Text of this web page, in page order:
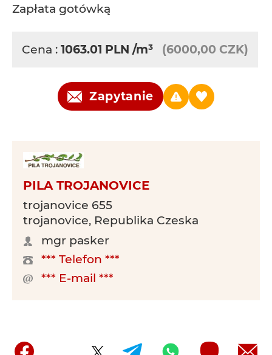
Zapłata gotówką
Cena : 1063.01 PLN /m³ (6000,00 CZK)
Zapytanie
PILA TROJANOVICE
trojanovice 655
trojanovice, Republika Czeska
mgr pasker
*** Telefon ***
*** E-mail ***